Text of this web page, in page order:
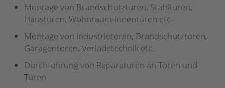
Montage von Brandschutztüren, Stahltüren,
Haustüren, Wohnraum-Innentüren etc.
Montage von Industrietoren, Brandschutztoren,
Garagentoren, Verladetechnik etc.
Durchführung von Reparaturen an Toren und
Türen